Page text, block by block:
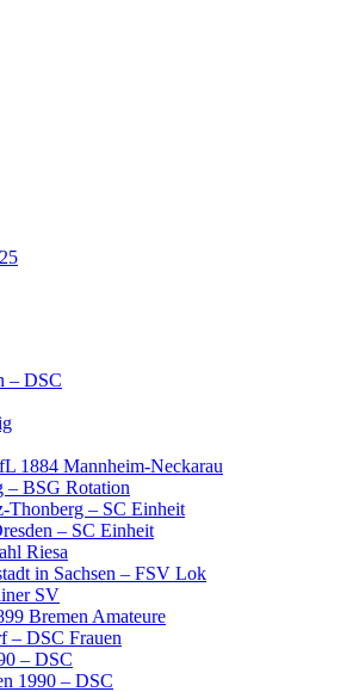
– DSC
1884 Mannheim-Neckarau
– BSG Rotation
Thonberg – SC Einheit
– SC Einheit
Riesa
in Sachsen – FSV Lok
SV
Bremen Amateure
– DSC Frauen
– DSC
1990 – DSC